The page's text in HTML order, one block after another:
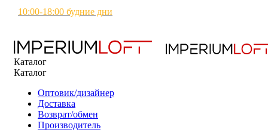
10:00-18:00 будние дни
Каталог
Каталог
Оптовик/дизайнер
Доставка
Возврат/обмен
Производитель